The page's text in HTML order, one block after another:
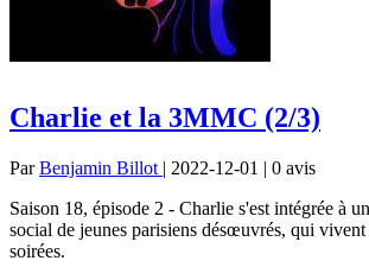
Charlie et la 3MMC (2/3)
ParBenjamin Billot | 2022-12-01 | 0 avis
Saison 18, épisode 2 - Charlie s'est intégrée à
social de jeunes parisiens désœuvrés, qui vivent
soirées.